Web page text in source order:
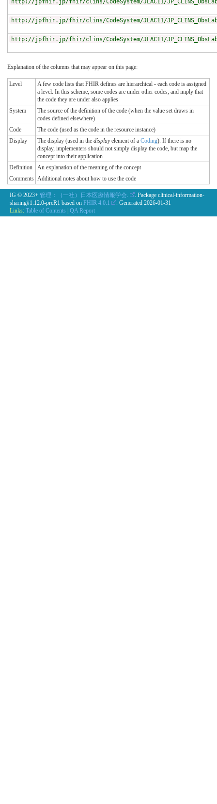
http://jpfhir.jp/fhir/clins/CodeSystem/JLAC11/
http://jpfhir.jp/fhir/clins/CodeSystem/JLAC11/
http://jpfhir.jp/fhir/clins/CodeSystem/JLAC11/
Explanation of the columns that may appear on this page:
Level
A few code lists that FHIR defines are hierarchical - each code is assigned
a level. In this scheme, some codes are under other codes, and imply that
the code they are under also applies
System
The source of the definition of the code (when the value set draws in
codes defined elsewhere)
Code
The code (used as the code in the resource instance)
Display
The display (used in the displayelement of a Coding). If there is no
display, implementers should not simply display the code, but map the
concept into their application
Definition
An explanation of the meaning of the concept
Comments Additional notes about how to use the code
IG © 2023+ 管理：（一社）日本医療情報学会.
. Package clinical-information-
sharing#1.12.0-preR1 based on FHIR 4.0.1 . Generated 2026-01-31
Links: Table of Contents QA Report